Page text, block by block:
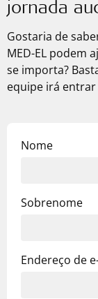
jornada
Gostaria de
MED-EL podem
se importa?
equipe irá
Nome
Sobrenome
Endereço de